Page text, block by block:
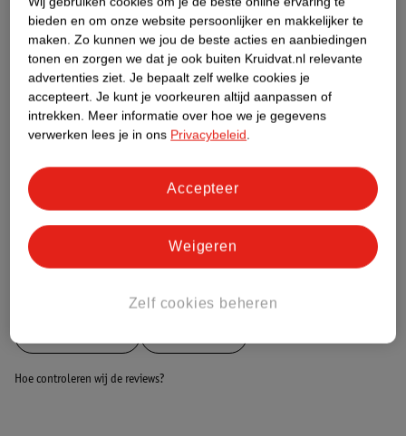
Productinformatie
Nature Impact Score
Dit product heeft (nog) geen Nature
Impact Score.
Bestel & Bezorginformatie
Hoe controleren wij de reviews?
bieden en om onze website persoonlijker en makkelijker te
maken. Zo kunnen we jou de beste acties en aanbiedingen
tonen en zorgen we dat je ook buiten Kruidvat.nl relevante
advertenties ziet. Je bepaalt zelf welke cookies je
accepteert. Je kunt je voorkeuren altijd aanpassen of
intrekken. Meer informatie over hoe we je gegevens
verwerken lees je in ons Privacybeleid.
Zelf cookies beheren
Weigeren
Accepteer